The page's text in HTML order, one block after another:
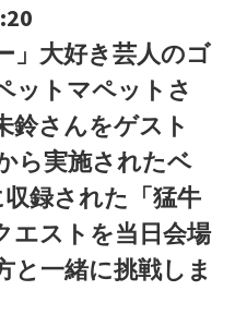
」大好き芸人のゴ
ットマペットさ
鈴さんをゲスト
ら実施されたベ
録された「猛牛
エストを当日会場
と一緒に挑戦しま